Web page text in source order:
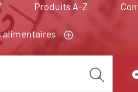
Produits A-Z
alimentaires